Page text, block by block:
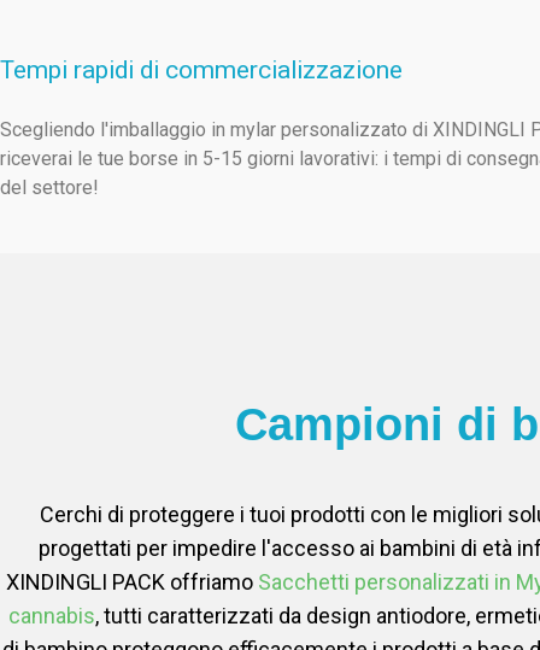
Tempi rapidi di commercializzazione
Scegliendo l'imballaggio in mylar personalizzato di XINDINGLI
riceverai le tue borse in 5-15 giorni lavorativi: i tempi di
del settore!
Campioni di
Cerchi di proteggere i tuoi prodotti con le migliori
progettati per impedire l'accesso ai bambini di età
XINDINGLI PACK offriamo Sacchetti personalizzati in
cannabis, tutti caratterizzati da design antiodore,